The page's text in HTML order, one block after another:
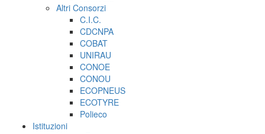
Altri Consorzi
C.I.C.
CDCNPA
COBAT
UNIRAU
CONOE
CONOU
ECOPNEUS
ECOTYRE
Polieco
Istituzioni